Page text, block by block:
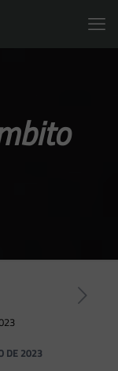
DE 2023